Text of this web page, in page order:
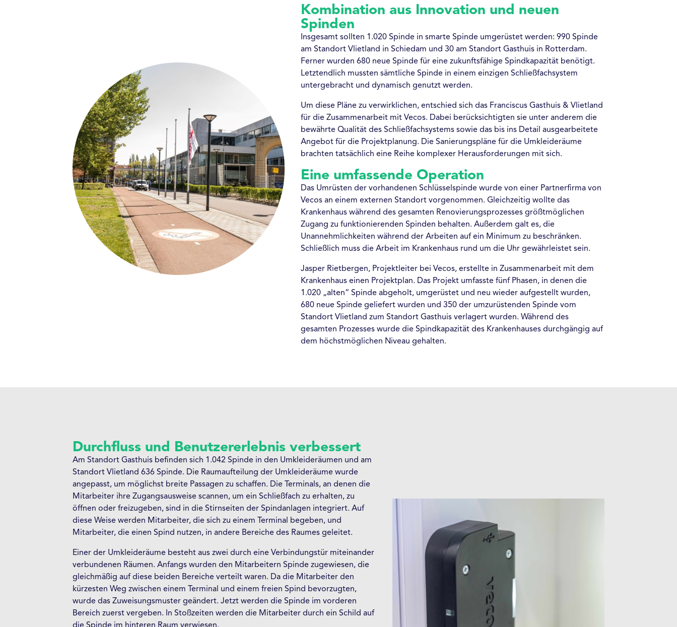
Kombination aus Innovation und neuen
Spinden
Insgesamt sollten 1.020 Spinde in smarte Spinde umgerüstet werden: 990 Spinde
am Standort Vlietland in Schiedam und 30 am Standort Gasthuis in Rotterdam.
Ferner wurden 680 neue Spinde für eine zukunftsfähige Spindkapazität benötigt.
Letztendlich mussten sämtliche Spinde in einem einzigen Schließfachsystem
untergebracht und dynamisch genutzt werden.
Um diese Pläne zu verwirklichen, entschied sich das Franciscus Gasthuis & Vlietland
für die Zusammenarbeit mit Vecos. Dabei berücksichtigten sie unter anderem die
bewährte Qualität des Schließfachsystems sowie das bis ins Detail ausgearbeitete
Angebot für die Projektplanung. Die Sanierungspläne für die Umkleideräume
brachten tatsächlich eine Reihe komplexer Herausforderungen mit sich.
Eine umfassende Operation
Das Umrüsten der vorhandenen Schlüsselspinde wurde von einer Partnerfirma von
Vecos an einem externen Standort vorgenommen. Gleichzeitig wollte das
Krankenhaus während des gesamten Renovierungsprozesses größtmöglichen
Zugang zu funktionierenden Spinden behalten. Außerdem galt es, die
Unannehmlichkeiten während der Arbeiten auf ein Minimum zu beschränken.
Schließlich muss die Arbeit im Krankenhaus rund um die Uhr gewährleistet sein.
Jasper Rietbergen, Projektleiter bei Vecos, erstellte in Zusammenarbeit mit dem
Krankenhaus einen Projektplan. Das Projekt umfasste fünf Phasen, in denen die
1.020 „alten“ Spinde abgeholt, umgerüstet und neu wieder aufgestellt wurden,
680 neue Spinde geliefert wurden und 350 der umzurüstenden Spinde vom
Standort Vlietland zum Standort Gasthuis verlagert wurden. Während des
gesamten Prozesses wurde die Spindkapazität des Krankenhauses durchgängig auf
dem höchstmöglichen Niveau gehalten.
Durchfluss und Benutzererlebnis verbessert
Am Standort Gasthuis befinden sich 1.042 Spinde in den Umkleideräumen und am
Standort Vlietland 636 Spinde. Die Raumaufteilung der Umkleideräume wurde
angepasst, um möglichst breite Passagen zu schaffen. Die Terminals, an denen die
Mitarbeiter ihre Zugangsausweise scannen, um ein Schließfach zu erhalten, zu
öffnen oder freizugeben, sind in die Stirnseiten der Spindanlagen integriert. Auf
diese Weise werden Mitarbeiter, die sich zu einem Terminal begeben, und
Mitarbeiter, die einen Spind nutzen, in andere Bereiche des Raumes geleitet.
Einer der Umkleideräume besteht aus zwei durch eine Verbindungstür miteinander
verbundenen Räumen. Anfangs wurden den Mitarbeitern Spinde zugewiesen, die
gleichmäßig auf diese beiden Bereiche verteilt waren. Da die Mitarbeiter den
kürzesten Weg zwischen einem Terminal und einem freien Spind bevorzugten,
wurde das Zuweisungsmuster geändert. Jetzt werden die Spinde im vorderen
Bereich zuerst vergeben. In Stoßzeiten werden die Mitarbeiter durch ein Schild auf
die Spinde im hinteren Raum verwiesen.